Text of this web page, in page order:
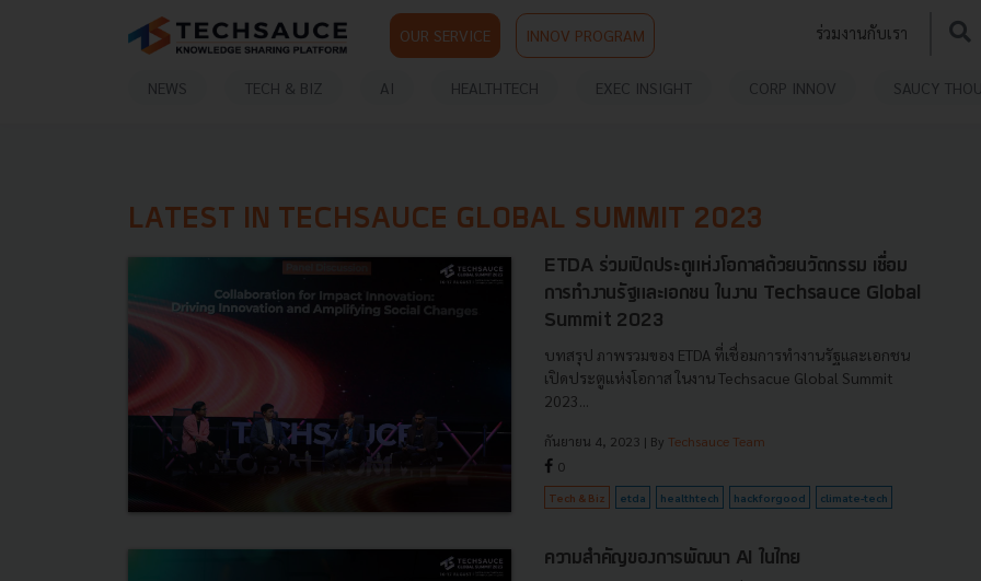
OUR SERVICE INNOV PROGRAM ร่วมงานกับเรา
NEWS TECH & BIZ AI HEALTHTECH EXEC INSIGHT CORP INNOV SAUCY
LATEST IN TECHSAUCE GLOBAL SUMMIT 2023
ETDA ร่วมเปิดประตูแห่งโอกาสด้วยนวัตกรรม เชื่อม
การทำงานรัฐและเอกชน ในงาน Techsauce Global
Summit 2023
บทสรุป ภาพรวมของ ETDA ที่เชื่อมการทำงานรัฐและเอกชน
เปิดประตูแห่งโอกาส ในงาน Techsacue Global Summit
2023...
กันยายน 4, 2023 | By Techsauce Team
0
Tech & Biz etda healthtech hackforgood climate-tech
ความสำคัญของการพัฒนา AI ในไทย